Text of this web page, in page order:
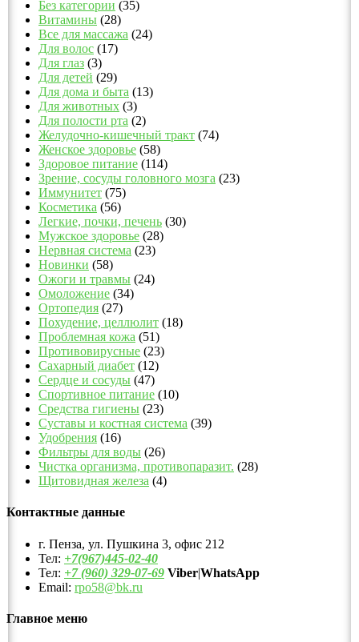
Без категории (35)
Витамины (28)
Все для массажа (24)
Для волос (17)
Для глаз (3)
Для детей (29)
Для дома и быта (13)
Для животных (3)
Для полости рта (2)
Желудочно-кишечный тракт (74)
Женское здоровье (58)
Здоровое питание (114)
Зрение, сосуды головного мозга (23)
Иммунитет (75)
Косметика (56)
Легкие, почки, печень (30)
Мужское здоровье (28)
Нервная система (23)
Новинки (58)
Ожоги и травмы (24)
Омоложение (34)
Ортопедия (27)
Похудение, целлюлит (18)
Проблемная кожа (51)
Противовирусные (23)
Сахарный диабет (12)
Сердце и сосуды (47)
Спортивное питание (10)
Средства гигиены (23)
Суставы и костная система (39)
Удобрения (16)
Фильтры для воды (26)
Чистка организма, противопаразит. (28)
Щитовидная железа (4)
Контактные данные
г. Пенза, ул. Пушкина 3, офис 212
Тел: +7(967)445-02-40
Тел: +7 (960) 329-07-69 Viber|WhatsApp
Email: rpo58@bk.ru
Главное меню